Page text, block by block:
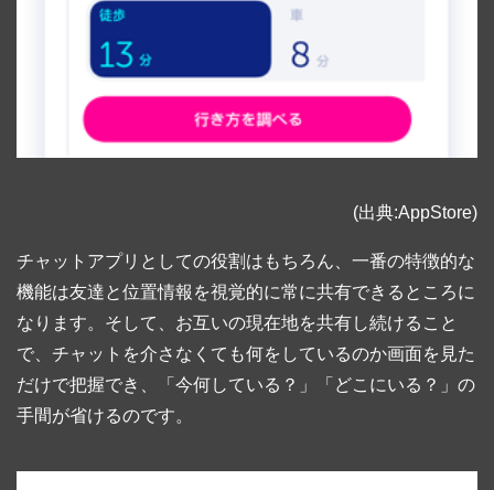
(出典:AppStore)
チャットアプリとしての役割はもちろん、一番の特徴的な
機能は友達と位置情報を視覚的に常に共有できるところに
なります。そして、お互いの現在地を共有し続けること
で、チャットを介さなくても何をしているのか画面を見た
だけで把握でき、「今何している？」「どこにいる？」の
手間が省けるのです。